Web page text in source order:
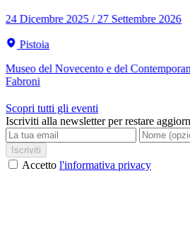
24 Dicembre 2025 / 27 Settembre 2026
Pistoia
Museo del Novecento e del
Fabroni
Scopri tutti gli eventi
Iscriviti alla newsletter per restare
Iscriviti
Accetto l'informativa privacy